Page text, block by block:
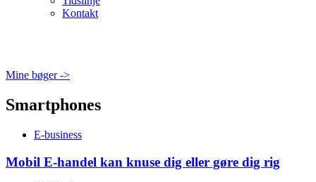
Kontakt
Mine bøger ->
Smartphones
E-business
Mobil E-handel kan knuse dig eller gøre dig rig